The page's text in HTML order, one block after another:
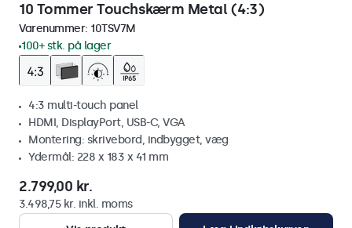
10 Tommer Touchskærm Metal (4:3)
Varenummer: 10TSV7M
100+ stk. på lager
4:3 multi-touch panel
HDMI, DisplayPort, USB-C, VGA
Montering: skrivebord, indbygget, væg
Ydermål: 228 x 183 x 41 mm
2.799,00 kr.
3.498,75 kr. inkl. moms